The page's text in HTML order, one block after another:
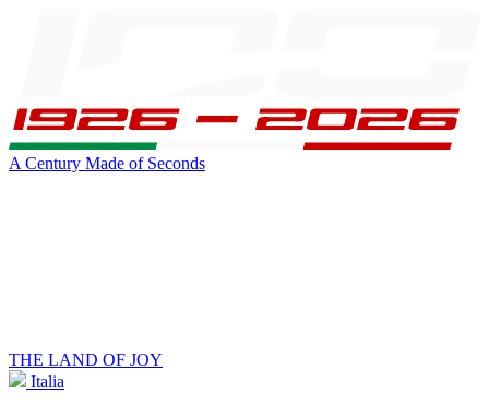
A Century Made of Seconds
THE LAND OF JOY
Italia